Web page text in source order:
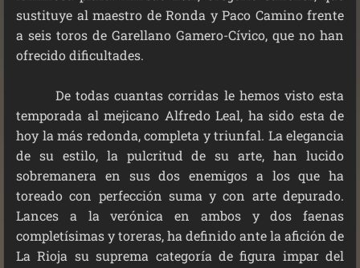
sustituye al maestro de Ronda y Paco Camino frente
a seis toros de Garellano Gamero-Cívico, que no han
ofrecido dificultades.
De todas cuantas corridas le hemos visto esta
temporada al mejicano Alfredo Leal, ha sido esta de
hoy la más redonda, completa y triunfal. La elegancia
de su estilo, la pulcritud de su arte, han lucido
sobremanera en sus dos enemigos a los que ha
toreado con perfección suma y con arte depurado.
Lances a la verónica en ambos y dos faenas
completísimas y toreras, ha definido ante la afición de
La Rioja su suprema categoría de figura impar del